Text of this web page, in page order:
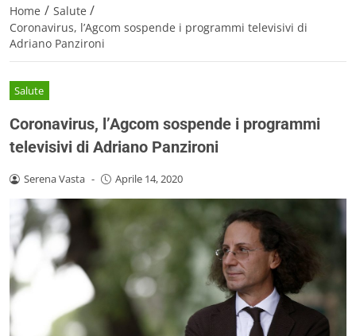
Home / Salute /
Coronavirus, l’Agcom sospende i programmi televisivi di
Adriano Panzironi
Salute
Coronavirus, l’Agcom sospende i programmi
televisivi di Adriano Panzironi
Serena Vasta - Aprile 14, 2020